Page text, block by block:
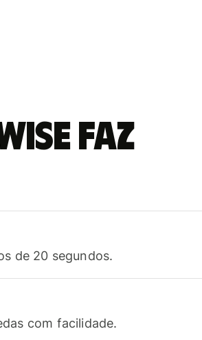
faz
de 20 segundos.
com facilidade.